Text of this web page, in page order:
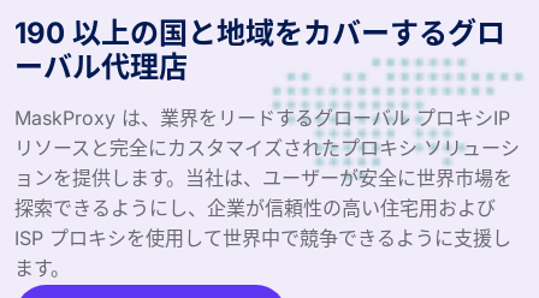
190 以上の国と地域をカバーするグロ
ーバル代理店
MaskProxy は、業界をリードするグローバル プロキシIP
リソースと完全にカスタマイズされたプロキシ ソリューシ
ョンを提供します。当社は、ユーザーが安全に世界市場を
探索できるようにし、企業が信頼性の高い住宅用および
ISP プロキシを使用して世界中で競争できるように支援し
ます。